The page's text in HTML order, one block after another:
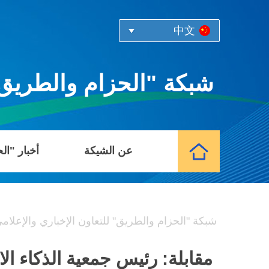
中文
شبكة "الحزام
عن الشيكة أخبار
شبكة "الحزام والطريق" للتعاون الإخباري
مقابلة: رئيس جمعية الذكاء